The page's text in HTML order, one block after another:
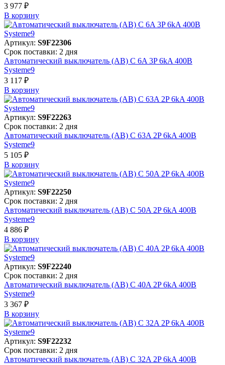
3 977 ₽
В корзинy
Артикул: S9F22306
Срок поставки: 2 дня
Автоматический выключатель (АВ) C 6A 3P 6kA 400В
Systeme9
3 117 ₽
В корзинy
Артикул: S9F22263
Срок поставки: 2 дня
Автоматический выключатель (АВ) C 63A 2P 6kA 400В
Systeme9
5 105 ₽
В корзинy
Артикул: S9F22250
Срок поставки: 2 дня
Автоматический выключатель (АВ) C 50A 2P 6kA 400В
Systeme9
4 886 ₽
В корзинy
Артикул: S9F22240
Срок поставки: 2 дня
Автоматический выключатель (АВ) C 40A 2P 6kA 400В
Systeme9
3 367 ₽
В корзинy
Артикул: S9F22232
Срок поставки: 2 дня
Автоматический выключатель (АВ) C 32A 2P 6kA 400В